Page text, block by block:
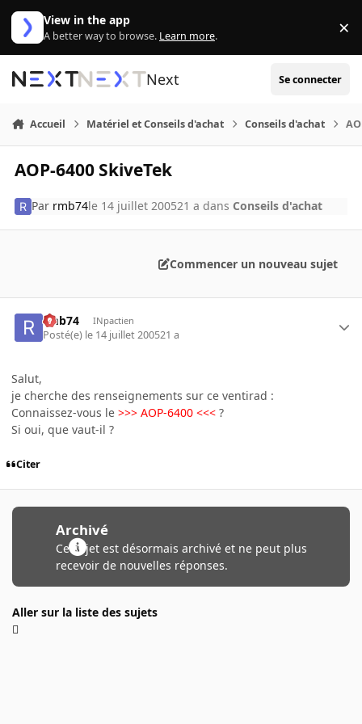
Aller au contenu
View in the app
A better way to browse. Learn more. ×
Next Se connecter
Accueil Matériel et Conseils d'achat Conseils d'achat
AOP-6400 SkiveTek
Par rmb74le 14 juillet 200521 a dans Conseils d'achat
Commencer un nouveau sujet
rmb74 INpactien
Posté(e) le 14 juillet 200521 a
Salut,
je cherche des renseignements sur ce ventirad :
Connaissez-vous le >>> AOP-6400 <<< ?
Si oui, que vaut-il ?
Citer
Archivé
Ce sujet est désormais archivé et ne peut plus
recevoir de nouvelles réponses.
Aller sur la liste des sujets